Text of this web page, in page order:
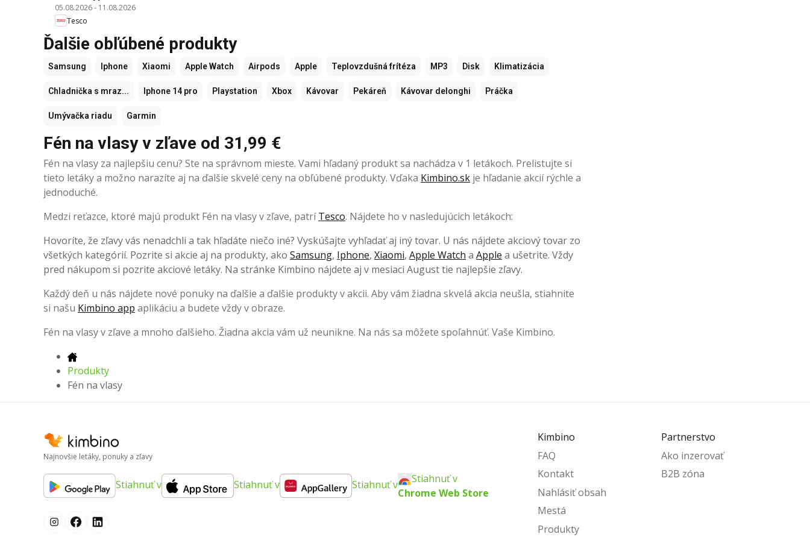
05.08.2026- 11.08.2026
Tesco
Ďalšie obľúbené produkty
Samsung Iphone Xiaomi Apple Watch Airpods Apple Teplovzdušná frítéza MP3 Disk Klimatizácia
Chladnička s mraz... Iphone 14 pro Playstation Xbox Kávovar Pekáreň Kávovar delonghi Práčka
Umývačka riadu Garmin
Fén na vlasy v zľave od 31,99 €
Fén na vlasy za najlepšiu cenu? Ste na správnom mieste. Vami hľadaný produkt sa nachádza v 1 letákoch. Prelistujte si
tieto letáky a možno narazíte aj na ďalšie skvelé ceny na obľúbené produkty. Vďaka Kimbino.sk je hľadanie akcií rýchle a
jednoduché.
Medzi reťazce, ktoré majú produkt Fén na vlasy v zľave, patríTesco. Nájdete ho v nasledujúcich letákoch:
Hovoríte, že zľavy vás nenadchli a tak hľadáte niečo iné? Vyskúšajte vyhľadať aj iný tovar. U nás nájdete akciový tovar zo
všetkých kategórií. Pozrite si akcie aj na produkty, ako Samsung, Iphone, Xiaomi, Apple Watch a Apple a ušetrite. Vždy
pred nákupom si pozrite akciové letáky. Na stránke Kimbino nájdete aj v mesiaci August tie najlepšie zľavy.
Každý deň u nás nájdete nové ponuky na ďalšie a ďalšie produkty v akcii. Aby vám žiadna skvelá akcia neušla, stiahnite
si našu Kimbino app aplikáciu a budete vždy v obraze.
Fén na vlasy v zľave a mnoho ďalšieho. Žiadna akcia vám už neunikne. Na nás sa môžete spoľahnúť. Vaše Kimbino.
Produkty
Fén na vlasy
Najnovšie letáky, ponuky a zľavy
Stiahnuť v Stiahnuť v Stiahnuť v
Stiahnuť v
Chrome Web Store
Kimbino
FAQ
Kontakt
Nahlásiť obsah
Mestá
Produkty
Partnerstvo
Ako inzerovať
B2B zóna